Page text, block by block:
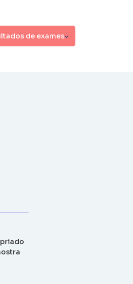
de exames